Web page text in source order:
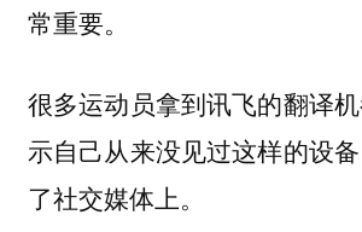
常重要。
很多运动员拿到讯飞的翻译
示自己从来没见过这样的设
了社交媒体上。